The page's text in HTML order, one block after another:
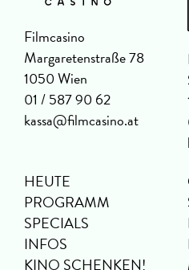
Filmcasino
Margaretenstraße 78
1050 Wien
01 / 587 90 62
kassa@filmcasino.at
HEUTE
PROGRAMM
SPECIALS
INFOS
KINO SCHENKEN!